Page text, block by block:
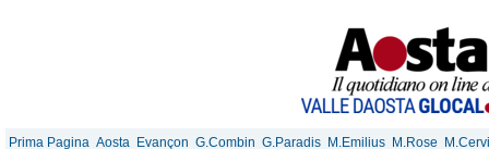
Prima Pagina Aosta Evançon G.Combin G.Paradis M.Emilius M.Rose